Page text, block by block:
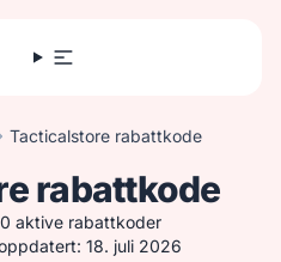
Tacticalstore rabattkode
rabattkode
aktive rabattkoder
18. juli 2026